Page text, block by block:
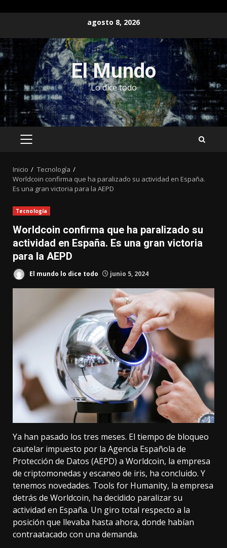
contenido
agosto 8, 2026
El Mundo
Lo dice todo
MENÚ
Inicio
Tecnología
Worldcoin confirma que ha paralizado su actividad en España.
Es una gran victoria para la AEPD
Tecnología
Worldcoin confirma que ha paralizado su
actividad en España. Es una gran victoria
para la AEPD
El mundo lo dice todo junio 5, 2024
Ya han pasado los tres meses. El tiempo de bloqueo
cautelar impuesto por la Agencia Española de
Protección de Datos (AEPD) a Worldcoin, la empresa
de criptomonedas y escaneo de iris, ha concluido. Y
tenemos novedades. Tools for Humanity, la empresa
detrás de Worldcoin, ha decidido paralizar su
actividad en España. Un giro total respecto a la
posición que llevaba hasta ahora, donde habían
contraatacado con una demanda.